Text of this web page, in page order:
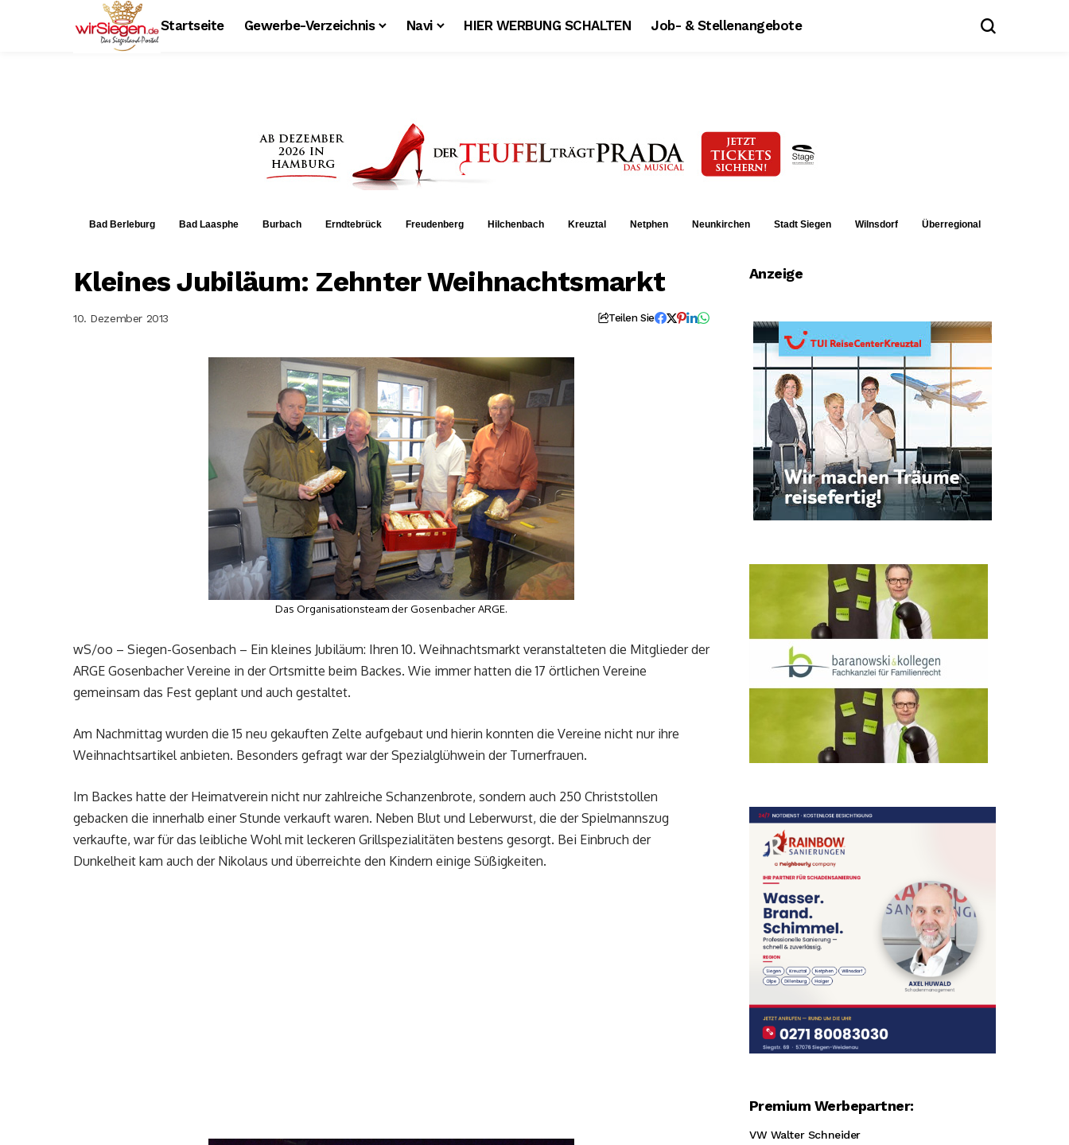
Startseite Gewerbe-Verzeichnis Navi HIER WERBUNG SCHALTEN Job- & Stellenangebote
Bad Berleburg Bad Laasphe Burbach Erndtebrück Freudenberg Hilchenbach Kreuztal Netphen Neunkirchen Stadt Siegen Wilnsdorf Überregional
Kleines Jubiläum: Zehnter Weihnachtsmarkt
10. Dezember 2013 Teilen Sie
Das Organisationsteam der Gosenbacher ARGE.
wS/oo – Siegen-Gosenbach – Ein kleines Jubiläum: Ihren 10. Weihnachtsmarkt veranstalteten die Mitglieder der
ARGE Gosenbacher Vereine in der Ortsmitte beim Backes. Wie immer hatten die 17 örtlichen Vereine
gemeinsam das Fest geplant und auch gestaltet.
Am Nachmittag wurden die 15 neu gekauften Zelte aufgebaut und hierin konnten die Vereine nicht nur ihre
Weihnachtsartikel anbieten. Besonders gefragt war der Spezialglühwein der Turnerfrauen.
Im Backes hatte der Heimatverein nicht nur zahlreiche Schanzenbrote, sondern auch 250 Christstollen
gebacken die innerhalb einer Stunde verkauft waren. Neben Blut und Leberwurst, die der Spielmannszug
verkaufte, war für das leibliche Wohl mit leckeren Grillspezialitäten bestens gesorgt. Bei Einbruch der
Dunkelheit kam auch der Nikolaus und überreichte den Kindern einige Süßigkeiten.
Anzeige
Premium Werbepartner:
VW Walter Schneider